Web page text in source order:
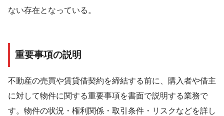
ない存在となっている。
重要事項の説明
不動産の売買や賃貸借契約を締結する前に、購入者や借主
に対して物件に関する重要事項を書面で説明する業務で
す。物件の状況・権利関係・取引条件・リスクなどを詳し